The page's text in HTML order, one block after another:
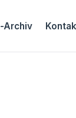
Archiv